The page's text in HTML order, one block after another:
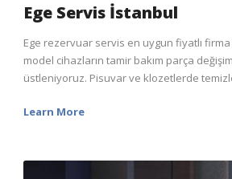
Ege Servis İstanbul
Ege rezervuar servis en uygun fiyatlı
model cihazların tamir bakım parça
üstleniyoruz. Pisuvar ve klozetlerde
Learn More